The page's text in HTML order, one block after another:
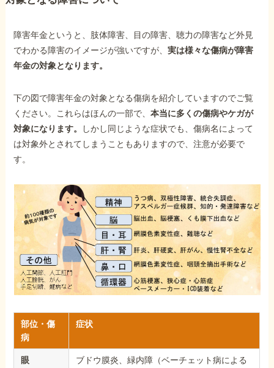
障害年金というと、肢体障害、目の障害、聴力の障害など外見
でわかる障害のイメージが強いですが、実は様々な傷病が障害
年金の対象となります。
下の図で障害年金の対象となる傷病を紹介していますのでご覧
ください。これらはほんの一部で、本当に多くの傷病やケガが
対象になります。
しかし同じような症状でも、傷病名によって
は対象外とされてしまうこともありますので、注意が必要で
す。
部位・傷
病
症状
眼
ブドウ膜炎、緑内障（ベーチェット病による